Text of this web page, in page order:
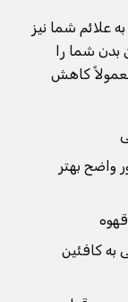
علائم شما نیز
بدن شما را
کاهش
واضح بهتر
کافئین